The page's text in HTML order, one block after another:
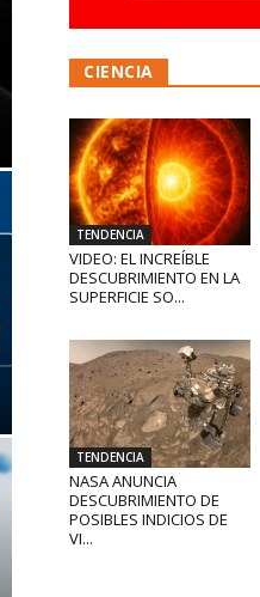
CIENCIA
TENDENCIA
VIDEO: EL INCREÍBLE
DESCUBRIMIENTO EN LA
SUPERFICIE SO...
TENDENCIA
NASA ANUNCIA
DESCUBRIMIENTO DE
POSIBLES INDICIOS DE
VI...